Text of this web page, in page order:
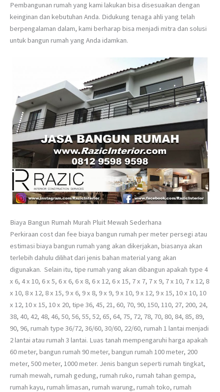
Pembangunan rumah yang kami lakukan bisa disesuaikan dengan
keinginan dan kebutuhan Anda. Didukung tenaga ahli yang telah
berpengalaman dalam, kami berharap bisa menjadi mitra dan solusi
untuk bangun rumah yang Anda idamkan.
Biaya Bangun Rumah Murah Pluit Mewah Sederhana
Perkiraan cost dan fee biaya bangun rumah per meter persegi atau
estimasi biaya bangun rumah yang akan dikerjakan, biasanya akan
terlebih dahulu dilihat dari jenis bahan material yang akan
digunakan. Selain itu, tipe rumah yang akan dibangun apakah type 4
x 6, 4 x 10, 6 x 5, 6 x 6, 6 x 8, 6 x 12, 6 x 15, 7 x 7, 7 x 9, 7 x 10, 7 x 12, 8
x 10, 8 x 12, 8 x 15, 9 x 6, 9 x 8, 9 x 9, 9 x 10, 9 x 12, 9 x 15, 10 x 10, 10
x 12, 10 x 15, 10 x 20, tipe 36, 45, 21, 60, 70, 90, 150, 110, 27, 200, 24,
38, 40, 42, 48, 46, 50, 56, 55, 52, 65, 64, 75, 72, 78, 70, 80, 84, 85, 89,
90, 96, rumah type 36/72, 36/60, 30/60, 22/60, rumah 1 lantai menjadi
2 lantai atau rumah 3 lantai. Luas tanah mempengaruhi harga apakah
60 meter, bangun rumah 90 meter, bangun rumah 100 meter, 200
meter, 500 meter, 1000 meter. Jenis bangun seperti rumah tingkat,
rumah mewah, rumah gedung, rumah ruko, rumah tahan gempa,
rumah kayu, rumah limasan, rumah warung, rumah toko, rumah